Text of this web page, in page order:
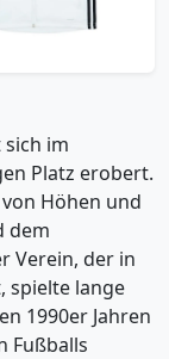
kaufen
sich im
Platz erobert.
Höhen und
dem
Verein, der in
spielte lange
1990er Jahren
Fußballs